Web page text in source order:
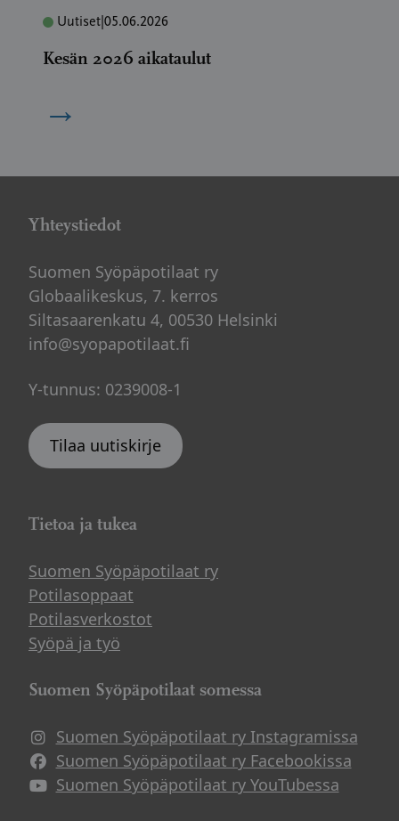
Uutiset 05.06.2026
Kesän 2026 aikataulut
→
Yhteystiedot
Suomen Syöpäpotilaat ry
Globaalikeskus, 7. kerros
Siltasaarenkatu 4, 00530 Helsinki
info@syopapotilaat.fi
Y-tunnus: 0239008-1
Tilaa uutiskirje
Tietoa ja tukea
Suomen Syöpäpotilaat ry
Potilasoppaat
Potilasverkostot
Syöpä ja työ
Suomen Syöpäpotilaat somessa
Suomen Syöpäpotilaat ry Instagramissa
Suomen Syöpäpotilaat ry Facebookissa
Suomen Syöpäpotilaat ry YouTubessa